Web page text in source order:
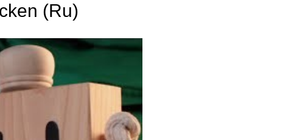
Toy Story Meets Pinko | Robot Chicken (Ru)